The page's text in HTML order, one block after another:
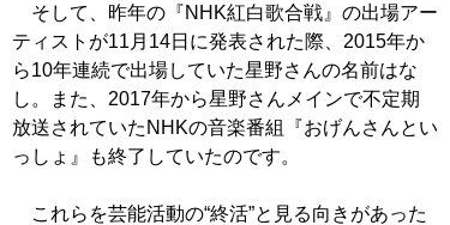
そして、昨年の『NHK紅白歌合戦』の出場アー
ティストが11月14日に発表された際、2015年か
ら10年連続で出場していた星野さんの名前はな
し。また、2017年から星野さんメインで不定期
放送されていたNHKの音楽番組『おげんさんとい
っしょ』も終了していたのです。
これらを芸能活動の“終活”と見る向きがあった